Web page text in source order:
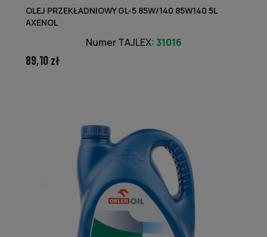
OLEJ PRZEKŁADNIOWY GL-5 85W/140 85W140 5L
AXENOL
Numer TAJLEX:31016
89,10 zł